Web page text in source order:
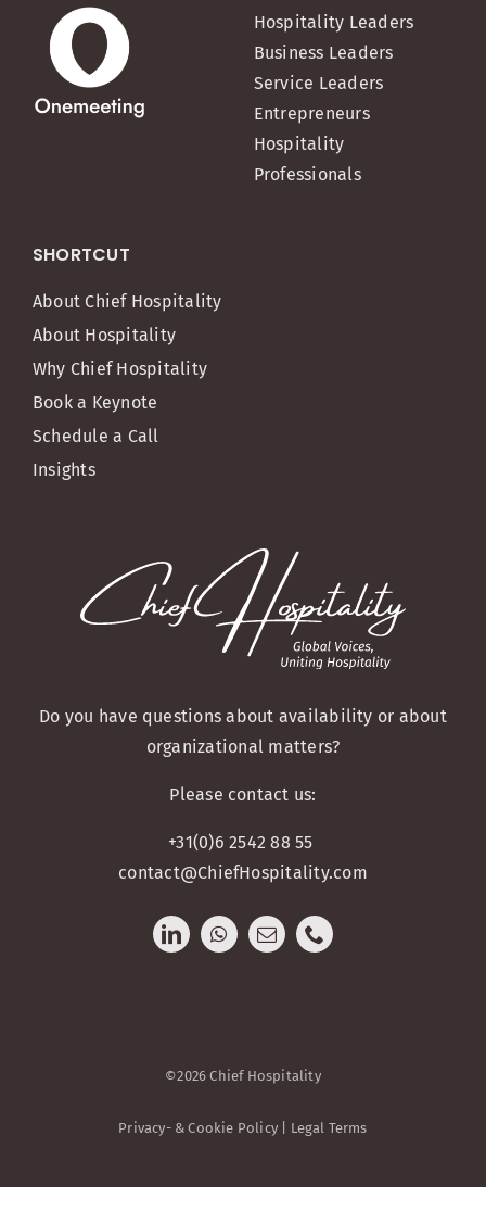
Hospitality Leaders
Business Leaders
Service Leaders
Entrepreneurs
Hospitality
Professionals
SHORTCUT
About Chief Hospitality
About Hospitality
Why Chief Hospitality
Book a Keynote
Schedule a Call
Insights
Do you have questions about availability or about
organizational matters?
Please contact us:
+31(0)6 2542 88 55
contact@ChiefHospitality.com
©2026 Chief Hospitality
Privacy- & Cookie Policy | Legal Terms